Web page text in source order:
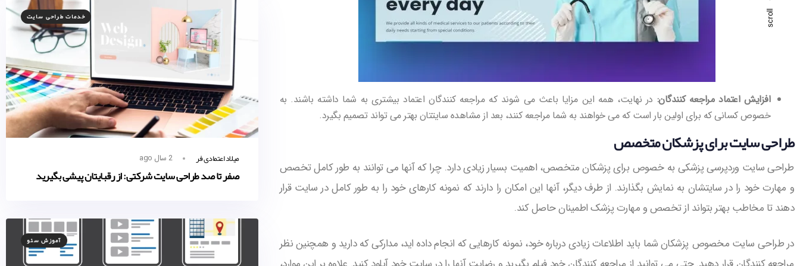
scroll
افزایش اعتماد مراجعه کنندگان: در نهایت، همه این مزایا باعث می شوند که مراجعه کنندگان اعتماد بیشتری به شما داشته باشند. به
خصوص کسانی که برای اولین بار است که می خواهند به شما مراجعه کنند، بعد از مشاهده سایتتان بهتر می تواند تصمیم بگیرد.
طراحی سایت برای پزشکان متخصص
طراحی سایت وردپرسی پزشکی به خصوص برای پزشکان متخصص، اهمیت بسیار زیادی دارد. چرا که آنها می توانند به طور کامل تخصص
و مهارت خود را در سایتشان به نمایش بگذارند. از طرف دیگر، آنها این امکان را دارند که نمونه کارهای خود را به طور کامل در سایت قرار
دهند تا مخاطب بهتر بتواند از تخصص و مهارت پزشک اطمینان حاصل کند.
در طراحی سایت مخصوص پزشکان شما باید اطلاعات زیادی درباره خود، نمونه کارهایی که انجام داده اید، مدارکی که دارید و همچنین نظر
خدمات طراحی سایت
میلاد اعتمادی فر 2 سال ago
صفر تا صد طراحی سایت شرکتی: از رقبایتان پیشی بگیرید
آموزش سئو